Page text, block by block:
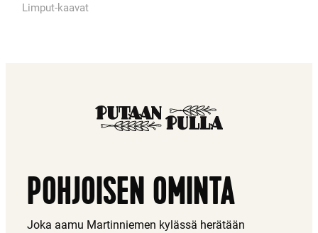
Limput-kaavat
POHJOISEN OMINTA
Joka aamu Martinniemen kylässä herätään